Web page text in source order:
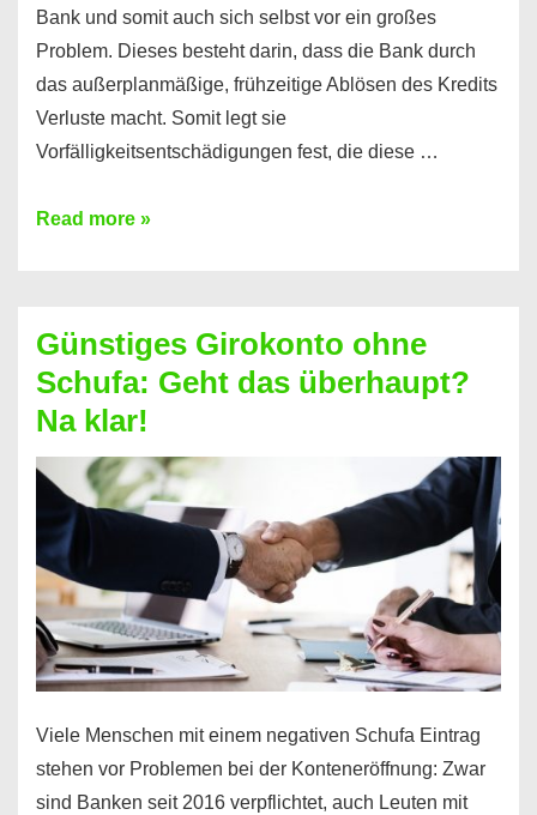
Bank und somit auch sich selbst vor ein großes
Problem. Dieses besteht darin, dass die Bank durch
das außerplanmäßige, frühzeitige Ablösen des Kredits
Verluste macht. Somit legt sie
Vorfälligkeitsentschädigungen fest, die diese …
Kredit
dabei
profitieren
–
So
funktioniert’s
Read more »
Günstiges Girokonto ohne
Schufa: Geht das überhaupt?
Na klar!
Viele Menschen mit einem negativen Schufa Eintrag
stehen vor Problemen bei der Konteneröffnung: Zwar
sind Banken seit 2016 verpflichtet, auch Leuten mit